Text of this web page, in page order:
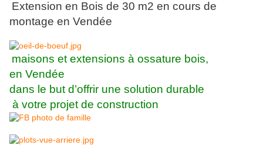
Extension en Bois de 30 m2 en cours de
montage en Vendée
maisons et extensions à ossature bois,
en Vendée
dans le but d’offrir une solution durable
à votre projet de construction